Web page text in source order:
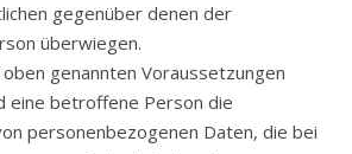
gegenüber denen der
überwiegen.
genannten Voraussetzungen
eine betroffene Person die
personenbezogenen Daten, die bei